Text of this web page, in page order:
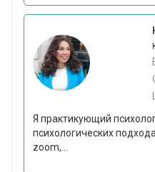
Я практикующий
психологических
zоom,...